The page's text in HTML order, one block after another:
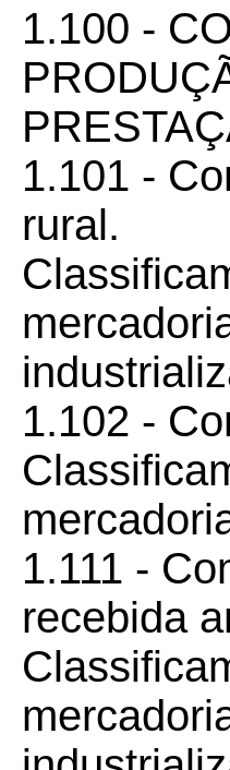
1.100 -
1.101 -
rural.
1.102 -
1.111 -
recebida